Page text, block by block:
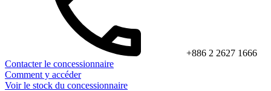
+886 2 2627 1666
Contacter le concessionnaire
Comment y accéder
Voir le stock du concessionnaire